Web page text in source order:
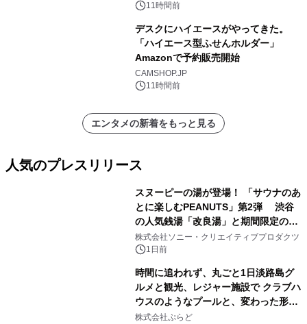
11時間前
デスクにハイエースがやってきた。
「ハイエース型ふせんホルダー」
Amazonで予約販売開始
CAMSHOP.JP
11時間前
エンタメの新着をもっと見る
人気のプレスリリース
スヌーピーの湯が登場！ 「サウナのあ
とに楽しむPEANUTS」第2弾 渋谷
の人気銭湯「改良湯」と期間限定のコ
ラボレーション サウナイキタイコラ
ボグッズも発売決定！
株式会社ソニー・クリエイティブプロダクツ
1日前
時間に追われず、丸ごと1日淡路島グ
ルメと観光、レジャー施設で クラブハ
ウスのようなプールと、変わった形の
サウナも 「THE BOXY AWAJI」のお
株式会社ぷらど